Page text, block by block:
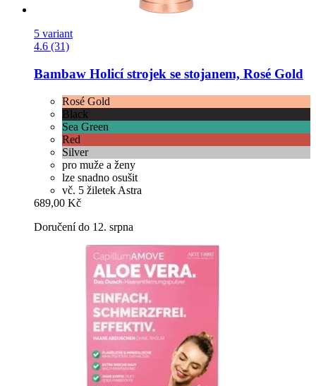
5 variant
4.6 (31)
Bambaw Holicí strojek se stojanem, Rosé Gold
Rosé Gold
Black
Sea Green
Red
Silver
pro muže a ženy
lze snadno osušit
vč. 5 žiletek Astra
689,00 Kč
Doručení do 12. srpna